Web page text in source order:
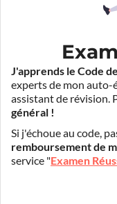
J'apprends le Code
experts de mon auto-
assistant de révision.
général !
Si j'échoue au code,
remboursement de
service "Examen